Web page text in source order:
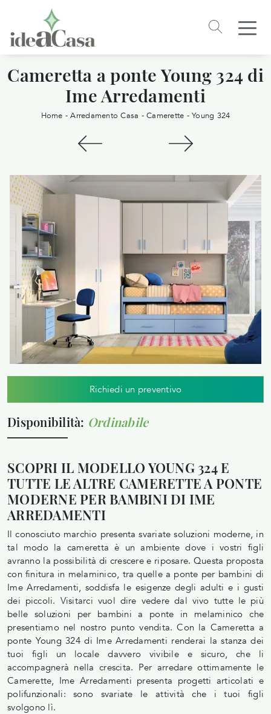
Cameretta a ponte Young 324 di
Ime Arredamenti
Home -Arredamento Casa -Camerette -Young 324
Richiedi un preventivo
Disponibilità: Ordinabile
SCOPRI IL MODELLO YOUNG 324 E
TUTTE LE ALTRE CAMERETTE A PONTE
MODERNE PER BAMBINI DI IME
ARREDAMENTI
Il conosciuto marchio presenta svariate soluzioni moderne, in
tal modo la cameretta è un ambiente dove i vostri figli
avranno la possibilità di crescere e riposare. Questa proposta
con finitura in melaminico, tra quelle a ponte per bambini di
Ime Arredamenti, soddisfa le esigenze degli adulti e i gusti
dei piccoli. Visitarci vuol dire vedere dal vivo tutte le più
belle soluzioni per bambini a ponte in melaminico che
presentiamo nel nostro punto vendita. Con la Cameretta a
ponte Young 324 di Ime Arredamenti renderai la stanza dei
tuoi figli un locale davvero vivibile e sicuro, che li
accompagnerà nella crescita. Per arredare ottimamente le
Camerette, Ime Arredamenti presenta progetti articolati e
polifunzionali: sono svariate le attività che i tuoi figli
svolgono lì.